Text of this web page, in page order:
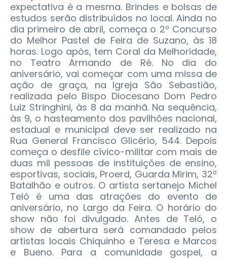
expectativa é a mesma. Brindes e bolsas de
estudos serão distribuídos no local. Ainda no
dia primeiro de abril, começa o 2º Concurso
do Melhor Pastel de Feira de Suzano, às 18
horas. Logo após, tem Coral da Melhoridade,
no Teatro Armando de Ré. No dia do
aniversário, vai começar com uma missa de
ação de graça, na Igreja São Sebastião,
realizada pelo Bispo Diocesano Dom Pedro
Luiz Stringhini, às 8 da manhã. Na sequência,
às 9, o hasteamento dos pavilhões nacional,
estadual e municipal deve ser realizado na
Rua General Francisco Glicério, 544. Depois
começa o desfile cívico-militar com mais de
duas mil pessoas de instituições de ensino,
esportivas, sociais, Proerd, Guarda Mirim, 32º
Batalhão e outros. O artista sertanejo Michel
Teló é uma das atrações do evento de
aniversário, no Largo da Feira. O horário do
show não foi divulgado. Antes de Teló, o
show de abertura será comandado pelos
artistas locais Chiquinho e Teresa e Marcos
e Bueno. Para a comunidade gospel, a